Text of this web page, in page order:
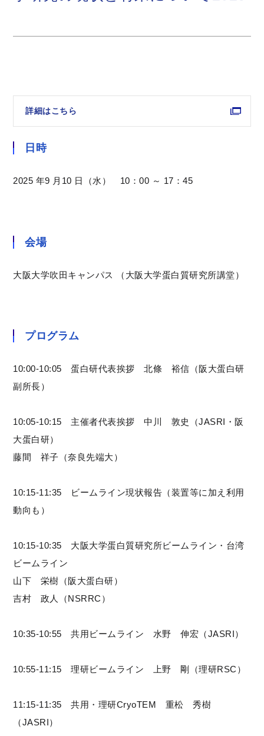
詳細はこちら
日時
2025 年9 月10 日（水） 10：00 ～ 17：45
会場
大阪大学吹田キャンパス （大阪大学蛋白質研究所講堂）
プログラム
10:00-10:05 蛋白研代表挨拶 北條 裕信（阪大蛋白研
副所長）
10:05-10:15 主催者代表挨拶 中川 敦史（JASRI・阪
大蛋白研）
藤間 祥子（奈良先端大）
10:15-11:35 ビームライン現状報告（装置等に加え利用
動向も）
10:15-10:35 大阪大学蛋白質研究所ビームライン・台湾
ビームライン
山下 栄樹（阪大蛋白研）
吉村 政人（NSRRC）
10:35-10:55 共用ビームライン 水野 伸宏（JASRI）
10:55-11:15 理研ビームライン 上野 剛（理研RSC）
11:15-11:35 共用・理研CryoTEM 重松 秀樹
（JASRI）